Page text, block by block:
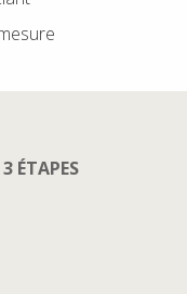
ÉTAPES